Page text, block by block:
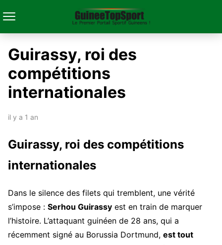
Guirassy, roi des
compétitions
internationales
il y a 1 an
Guirassy, roi des compétitions
internationales
Dans le silence des filets qui tremblent, une vérité
s’impose : Serhou Guirassy est en train de marquer
l’histoire. L’attaquant guinéen de 28 ans, qui a
récemment signé au Borussia Dortmund, est tout